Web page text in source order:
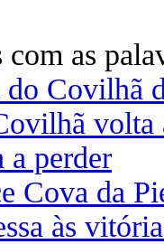
as
Covilhã
volta
perder
Cova da
às